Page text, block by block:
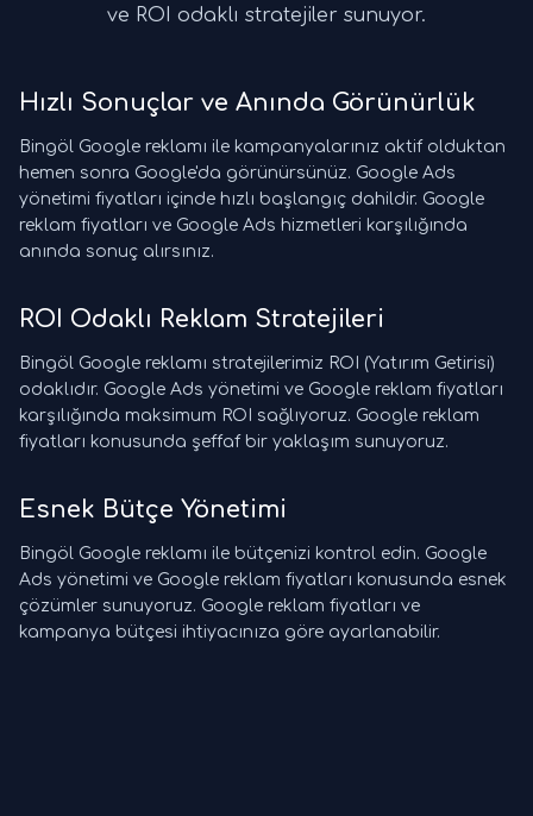
ve ROI odaklı stratejiler sunuyor.
Hızlı Sonuçlar ve Anında Görünürlük
Bingöl Google reklamı ile kampanyalarınız aktif olduktan
hemen sonra Google'da görünürsünüz. Google Ads
yönetimi fiyatları içinde hızlı başlangıç dahildir. Google
reklam fiyatları ve Google Ads hizmetleri karşılığında
anında sonuç alırsınız.
ROI Odaklı Reklam Stratejileri
Bingöl Google reklamı stratejilerimiz ROI (Yatırım Getirisi)
odaklıdır. Google Ads yönetimi ve Google reklam fiyatları
karşılığında maksimum ROI sağlıyoruz. Google reklam
fiyatları konusunda şeffaf bir yaklaşım sunuyoruz.
Esnek Bütçe Yönetimi
Bingöl Google reklamı ile bütçenizi kontrol edin. Google
Ads yönetimi ve Google reklam fiyatları konusunda esnek
çözümler sunuyoruz. Google reklam fiyatları ve
kampanya bütçesi ihtiyacınıza göre ayarlanabilir.